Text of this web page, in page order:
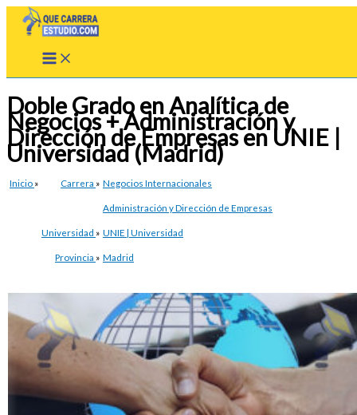
Doble Grado en Analítica de
Negocios + Administración y
Dirección de Empresas en UNIE |
Universidad (Madrid)
Inicio » Carrera » Negocios Internacionales
Administración y Dirección de Empresas
Universidad » UNIE | Universidad
Provincia » Madrid